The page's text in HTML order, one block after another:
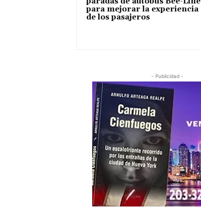
para mejorar la experiencia
de los pasajeros
- Publicidad -